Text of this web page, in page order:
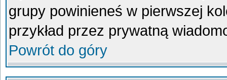
grupy powinieneś w pierwszej
przykład przez prywatną
Powrót do góry